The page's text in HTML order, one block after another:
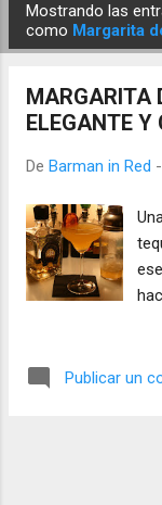
n
Mostrando las
como Margarita
MARGARITA
ELEGANTE Y
De Barman in Red -
Publicar un